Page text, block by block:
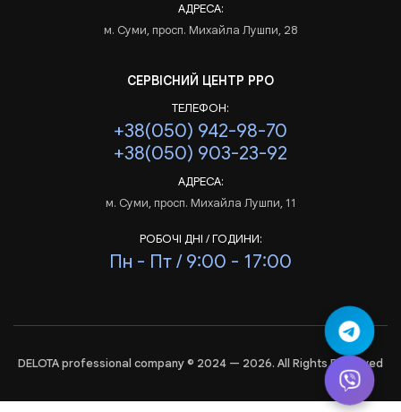
АДРЕСА:
м. Суми, просп. Михайла Лушпи, 28
СЕРВІСНИЙ ЦЕНТР РРО
ТЕЛЕФОН:
+38(050) 942-98-70
+38(050) 903-23-92
АДРЕСА:
м. Суми, просп. Михайла Лушпи, 11
РОБОЧІ ДНІ / ГОДИНИ:
Пн - Пт / 9:00 - 17:00
DELOTA professional company © 2024 — 2026. All Rights Reserved